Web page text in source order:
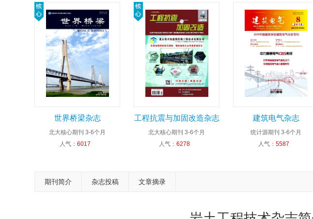
世界桥梁杂志
北大核心期刊 3-6个月
人气： 6017
工程抗震与加固改造杂志
北大核心期刊 3-6个月
人气： 6278
建筑电气杂志
统计源期刊 3-6个月
人气： 5587
期刊简介 杂志投稿 文章摘录